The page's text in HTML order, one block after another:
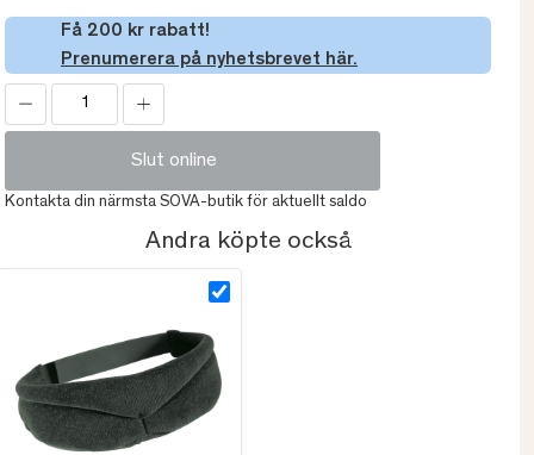
Få 200 kr rabatt!
Prenumerera på nyhetsbrevet här.
Slut online
Kontakta din närmsta SOVA-butik för aktuellt saldo
Andra köpte också